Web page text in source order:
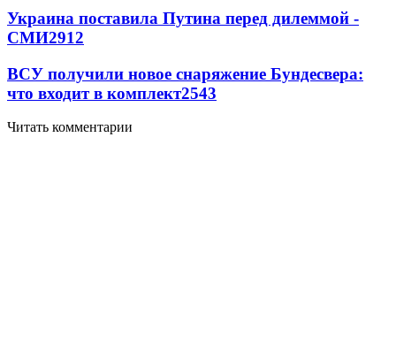
Украина поставила Путина перед дилеммой -
СМИ2912
ВСУ получили новое снаряжение Бундесвера:
что входит в комплект2543
Читать комментарии